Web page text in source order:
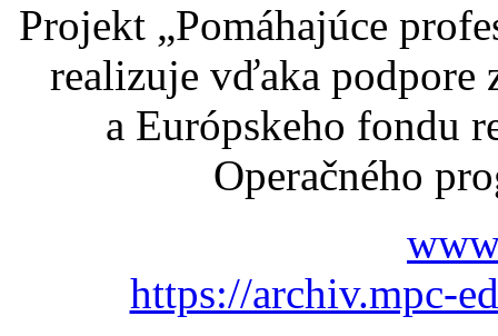
Projekt „Pomáhajúce
realizuje vďaka podpore
a Európskeho fondu
Operačného
https://archiv.mpc-